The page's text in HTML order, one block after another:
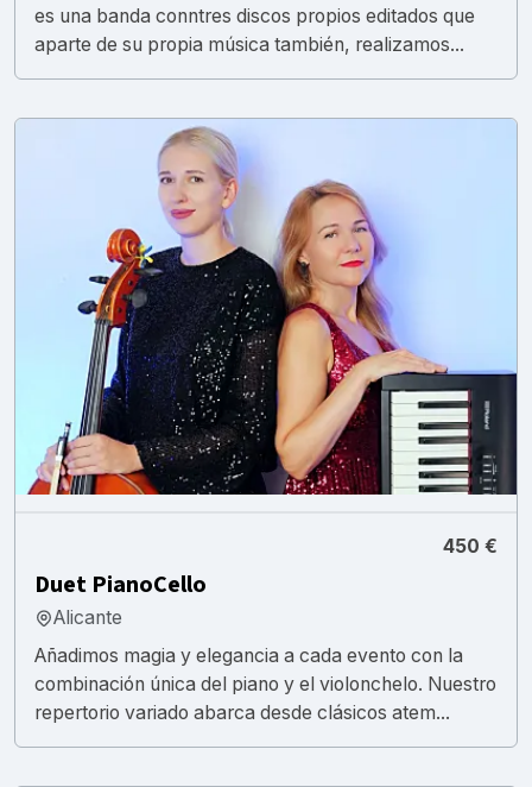
es una banda conntres discos propios editados que
aparte de su propia música también, realizamos...
450 €
Duet PianoCello
Alicante
Añadimos magia y elegancia a cada evento con la
combinación única del piano y el violonchelo. Nuestro
repertorio variado abarca desde clásicos atem...